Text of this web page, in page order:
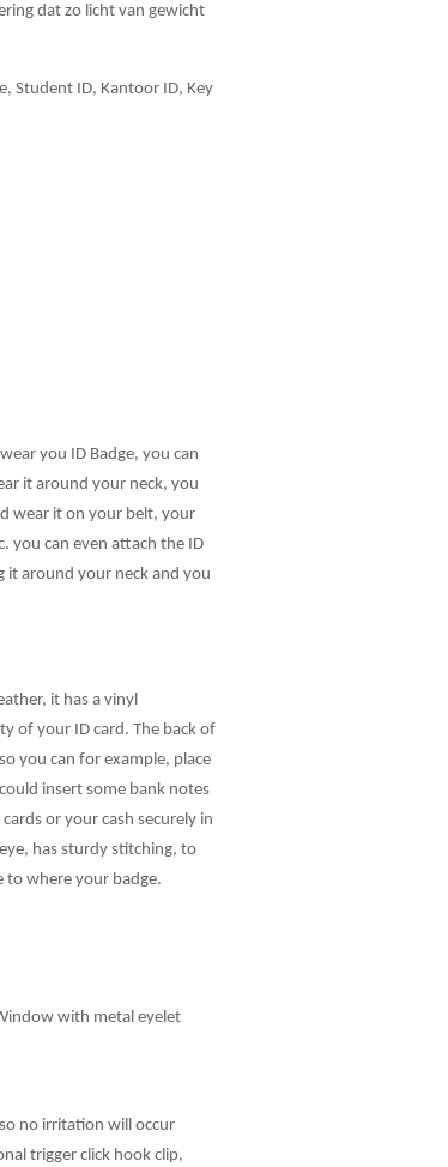
dat zo licht van gewicht
Student ID, Kantoor ID, Key
you ID Badge, you can
it around your neck, you
wear it on your belt, your
you can even attach the ID
it around your neck and you
it has a vinyl
of your ID card. The back of
you can for example, place
insert some bank notes
or your cash securely in
has sturdy stitching, to
to where your badge.
with metal eyelet
no irritation will occur
trigger click hook clip,